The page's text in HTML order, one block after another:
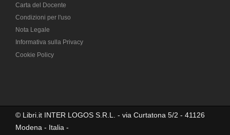
Carta del Docente
Condizioni per l'uso
Nota Legale
Informativa sulla Privacy
Cookie Policy
© Libri.it INTER LOGOS S.R.L. - via Curtatona 5/2 - 41126
Modena - Italia -